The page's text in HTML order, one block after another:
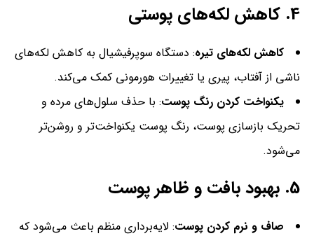
4. کاهش لکه‌های پوستی
کاهش لکه‌های تیره: دستگاه سوپرفیشیال به کاهش لکه‌های
ناشی از آفتاب، پیری یا تغییرات هورمونی کمک می‌کند.
یکنواخت کردن رنگ پوست: با حذف سلول‌های مرده و
تحریک بازسازی پوست، رنگ پوست یکنواخت‌تر و روشن‌تر
می‌شود.
5. بهبود بافت و ظاهر پوست
صاف و نرم کردن پوست: لایه‌برداری منظم باعث می‌شود که